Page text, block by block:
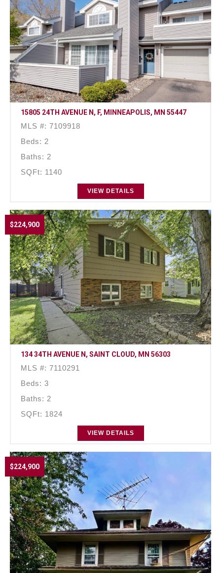
15805 24TH AVENUE N, F, MINNEAPOLIS, MN 55447
MLS #: 7109918
Beds: 2
Baths: 2
SQFt: 1140
VIEW DETAILS
$224,900
134 34TH AVENUE N, SAINT CLOUD, MN 56303
MLS #: 7110291
Beds: 3
Baths: 2
SQFt: 1824
VIEW DETAILS
$224,900